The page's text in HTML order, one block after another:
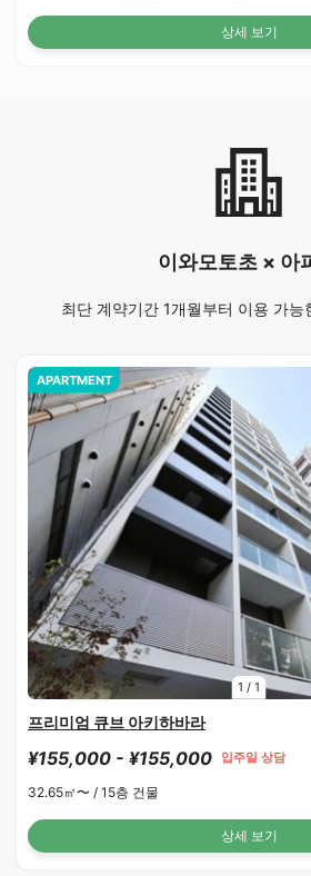
상세 보기
이와모토초 × 아
최단 계약기간 1개월부터 이용 가능
1 / 1
APARTMENT
프리미엄 큐브 아키하바라
¥155,000 - ¥155,000 입주일 상담
32.65㎡〜 / 15층 건물
상세 보기